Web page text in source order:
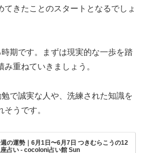
てきたことのスタートとなるでしょ
期です。まずは現実的な一歩を踏
重ねていきましょう。
で誠実な人や、洗練された知識を
うです。
の運勢｜6月1日〜6月7日 つきむらこうの12
占い - cocoloni占い館 Sun